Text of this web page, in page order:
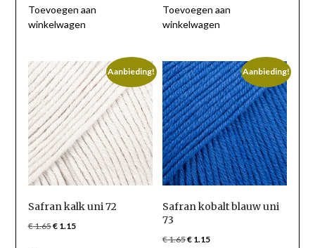
was:
€ 1.65.
is:
€ 1.15.
Toevoegen aan
winkelwagen
was:
€ 1.65.
is:
€ 1.15.
Toevoegen aan
winkelwagen
Aanbieding!
Safran kalk uni 72
€1.65Oorspronkelijke
€1.15Huidige
Aanbieding!
Safran kobalt blauw uni
73
€1.65Oorspronkelijke
€ 1.15Huidige